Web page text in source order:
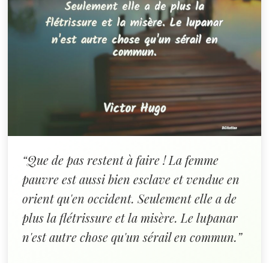
“Que de pas restent à faire ! La femme
pauvre est aussi bien esclave et vendue en
orient qu'en occident. Seulement elle a de
plus la flétrissure et la misère. Le lupanar
n'est autre chose qu'un sérail en commun.”